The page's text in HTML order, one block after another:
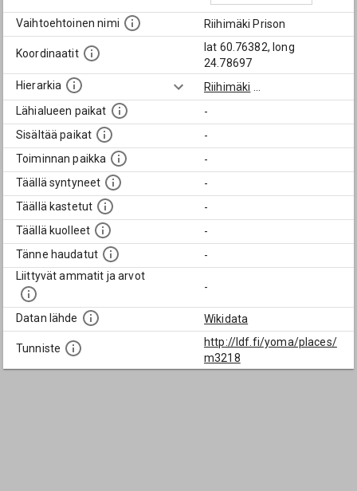
Vaihtoehtoinen nimi Riihimäki Prison
Koordinaatit
lat 60.76382, long
24.78697
Hierarkia
Riihimäki
Lähialueen paikat
-
Sisältää paikat
-
Toiminnan paikka
-
Täällä syntyneet
-
Täällä kastetut
-
Täällä kuolleet
-
Tänne haudatut
-
Liittyvät ammatit ja arvot
-
Datan lähde Wikidata
Tunniste
http://ldf.fi/yoma/places/
m3218